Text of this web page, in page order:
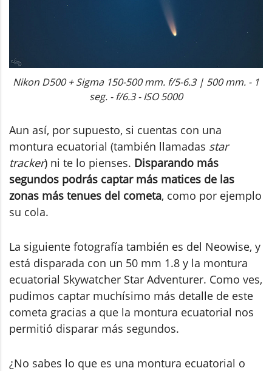
Nikon D500 + Sigma 150-500 mm. f/5-6.3 | 500 mm. - 1
seg. - f/6.3 - ISO 5000
Aun así, por supuesto, si cuentas con una
montura ecuatorial (también llamadas star
tracker) ni te lo pienses. Disparando más
segundos podrás captar más matices de las
zonas más tenues del cometa, como por ejemplo
su cola.
La siguiente fotografía también es del Neowise, y
está disparada con un 50 mm 1.8 y la montura
ecuatorial Skywatcher Star Adventurer. Como ves,
pudimos captar muchísimo más detalle de este
cometa gracias a que la montura ecuatorial nos
permitió disparar más segundos.
¿No sabes lo que es una montura ecuatorial o